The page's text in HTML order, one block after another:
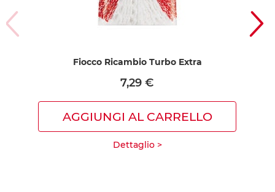
Fiocco Ricambio Turbo Extra
7,29 €
AGGIUNGI AL CARRELLO
Dettaglio >